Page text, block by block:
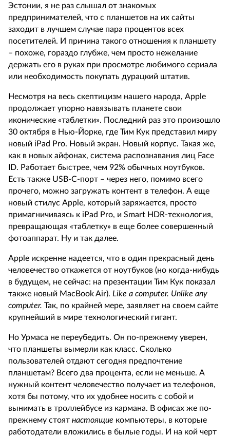
Эстонии, я не раз слышал от знакомых
предпринимателей, что с планшетов на их сайты
заходит в лучшем случае пара процентов всех
посетителей. И причина такого отношения к планшету
– похоже, гораздо глубже, чем просто нежелание
держать его в руках при просмотре любимого сериала
или необходимость покупать дурацкий штатив.
Несмотря на весь скептицизм нашего народа, Apple
продолжает упорно навязывать планете свои
иконические «таблетки». Последний раз это произошло
30 октября в Нью-Йорке, где Тим Кук представил миру
новый iPad Pro. Новый экран. Новый корпус. Такая же,
как в новых айфонах, система распознавания лиц Face
ID. Работает быстрее, чем 92% обычных ноутбуков.
Есть также USB-C-порт – через него, помимо всего
прочего, можно загружать контент в телефон. А еще
новый стилус Apple, который заряжается, просто
примагничиваясь к iPad Pro, и Smart HDR-технология,
превращающая «таблетку» в еще более совершенный
фотоаппарат. Ну и так далее.
Apple искренне надеется, что в один прекрасный день
человечество откажется от ноутбуков (но когда-нибудь
в будущем, не сейчас: на презентации Тим Кук показал
также новый MacBook Air). Like a computer. Unlike any
computer. Так, по крайней мере, заявляет на своем сайте
крупнейший в мире технологический гигант.
Но Урмаса не переубедить. Он по-прежнему уверен,
что планшеты вымерли как класс. Сколько
пользователей отдают сегодня предпочтение
планшетам? Всего два процента, если не меньше. А
нужный контент человечество получает из телефонов,
хотя бы потому, что их удобнее носить с собой и
вынимать в троллейбусе из кармана. В офисах же по-
прежнему стоят настоящие компьютеры, в которые
работодатели вложились в былые годы. И на кой черт